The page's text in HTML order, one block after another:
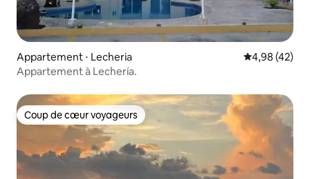
Appartement ⋅ Lecheria Évaluation
4,98 (42)
Appartement à Lechería.
Coup de cœur voyageurs
Coup de cœur voyageurs